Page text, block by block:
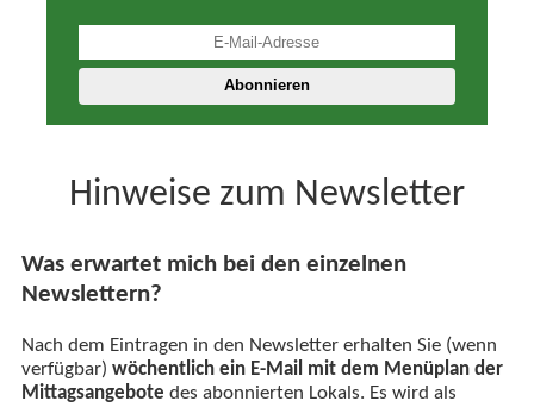
Hinweise zum Newsletter
Was erwartet mich bei den einzelnen
Newslettern?
Nach dem Eintragen in den Newsletter erhalten Sie (wenn
verfügbar) wöchentlich ein E-Mail mit dem Menüplan der
Mittagsangebote des abonnierten Lokals. Es wird als